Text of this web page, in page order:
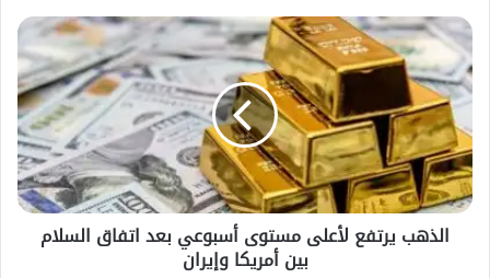
الذهب
يرتفع
لأعلى
مستوى
أسبوعي
بعد
اتفاق
السلام
بين
أمريكاالذهب يرتفع لأعلى مستوى أسبوعي بعد اتفاق السلام
بين أمريكا وإيران